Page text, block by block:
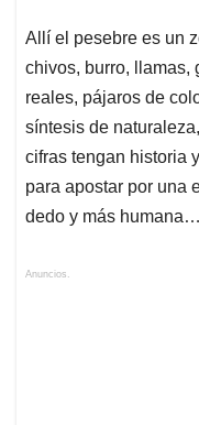
Allí el pesebre es un
chivos, burro, llamas,
reales, pájaros de
síntesis de
cifras tengan historia
para apostar por una
dedo y más
Anuncios.